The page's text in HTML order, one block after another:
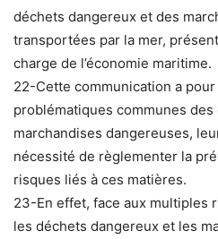
déchets dangereux et des
transportées par la mer,
charge de l’économie maritime.
22-Cette communication a
problématiques communes
marchandises dangereuses,
nécessité de règlementer la
risques liés à ces matières.
23-En effet, face aux multiples
les déchets dangereux et les